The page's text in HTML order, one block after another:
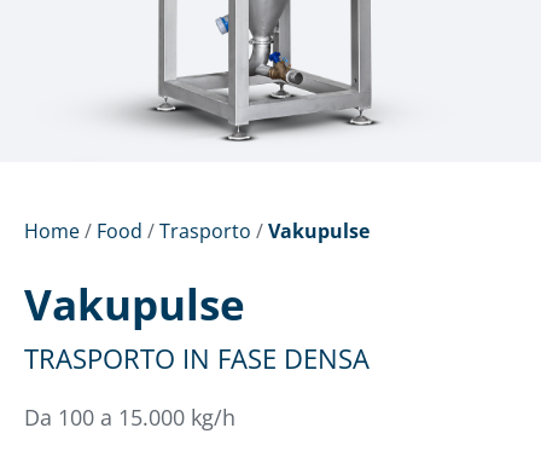
Home/ Food /Trasporto /Vakupulse
Vakupulse
TRASPORTO IN FASE DENSA
Da 100 a 15.000 kg/h